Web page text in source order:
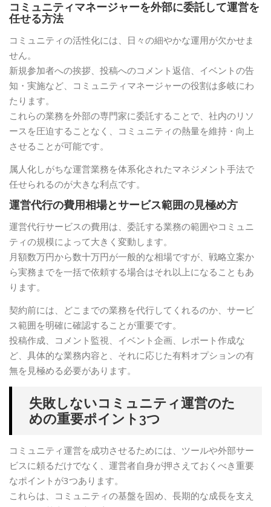
コミュニティマネージャーを外部に委託して運営を
任せる方法
コミュニティの活性化には、日々の細やかな運用が欠かせま
せん。
新規参加者への挨拶、投稿へのコメント返信、イベントの告
知・実施など、コミュニティマネージャーの役割は多岐にわ
たります。
これらの業務を外部の専門家に委託することで、社内のリソ
ースを圧迫することなく、コミュニティの熱量を維持・向上
させることが可能です。
属人化しがちな運営業務を体系化されたマネジメント手法で
任せられるのが大きな利点です。
運営代行の費用相場とサービス範囲の見極め方
運営代行サービスの費用は、委託する業務の範囲やコミュニ
ティの規模によって大きく変動します。
月額数万円から数十万円が一般的な相場ですが、戦略立案か
ら実務までを一括で依頼する場合はそれ以上になることもあ
ります。
契約前には、どこまでの業務を代行してくれるのか、サービ
ス範囲を明確に確認することが重要です。
投稿作成、コメント監視、イベント企画、レポート作成な
ど、具体的な業務内容と、それに応じた有料オプションの有
無を見極める必要があります。
失敗しないコミュニティ運営のた
めの重要ポイント3つ
コミュニティ運営を成功させるためには、ツールや外部サー
ビスに頼るだけでなく、運営者自身が押さえておくべき重要
なポイントが3つあります。
これらは、コミュニティの基盤を固め、長期的な成長を支え